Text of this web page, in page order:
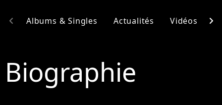
Albums & Singles Actualités Vidéos
chevron_left chevron_right
Biographie